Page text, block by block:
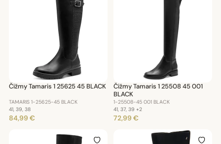
Čižmy Tamaris 1 25625 45 BLACK
TAMARIS 1-25625-45 BLACK
41, 39, 38
84,99 €
Čižmy Tamaris 1 25508 45 001
BLACK
1-25508-45 001 BLACK
41, 37, 39 +2
72,99 €